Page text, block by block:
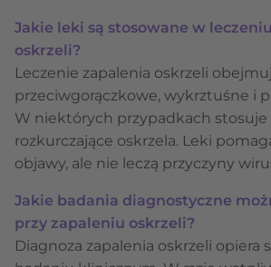
Jakie leki są stosowane w
oskrzeli?
Leczenie zapalenia oskrzeli
przeciwgorączkowe, wykrztuśne i
W niektórych przypadkach stosuje
rozkurczające oskrzela. Leki
objawy, ale nie leczą przyczyny
Jakie badania diagnostyczne
przy zapaleniu oskrzeli?
Diagnoza zapalenia oskrzeli opiera